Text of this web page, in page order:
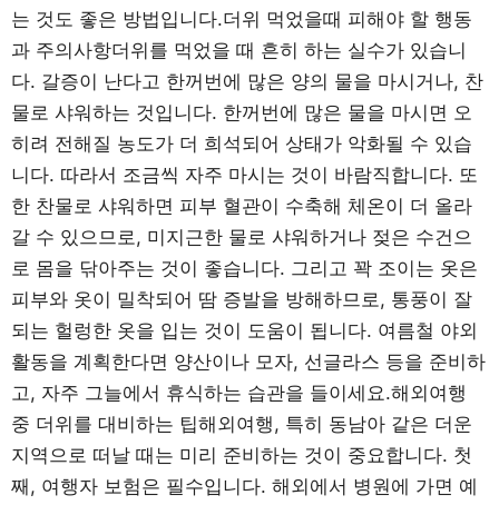
는 것도 좋은 방법입니다.더위 먹었을때 피해야 할 행동
과 주의사항더위를 먹었을 때 흔히 하는 실수가 있습니
다. 갈증이 난다고 한꺼번에 많은 양의 물을 마시거나, 찬
물로 샤워하는 것입니다. 한꺼번에 많은 물을 마시면 오
히려 전해질 농도가 더 희석되어 상태가 악화될 수 있습
니다. 따라서 조금씩 자주 마시는 것이 바람직합니다. 또
한 찬물로 샤워하면 피부 혈관이 수축해 체온이 더 올라
갈 수 있으므로, 미지근한 물로 샤워하거나 젖은 수건으
로 몸을 닦아주는 것이 좋습니다. 그리고 꽉 조이는 옷은
피부와 옷이 밀착되어 땀 증발을 방해하므로, 통풍이 잘
되는 헐렁한 옷을 입는 것이 도움이 됩니다. 여름철 야외
활동을 계획한다면 양산이나 모자, 선글라스 등을 준비하
고, 자주 그늘에서 휴식하는 습관을 들이세요.해외여행
중 더위를 대비하는 팁해외여행, 특히 동남아 같은 더운
지역으로 떠날 때는 미리 준비하는 것이 중요합니다. 첫
째, 여행자 보험은 필수입니다. 해외에서 병원에 가면 예